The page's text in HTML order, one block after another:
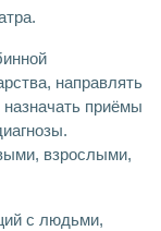
направлять
назначать приёмы
взрослыми,
с людьми,